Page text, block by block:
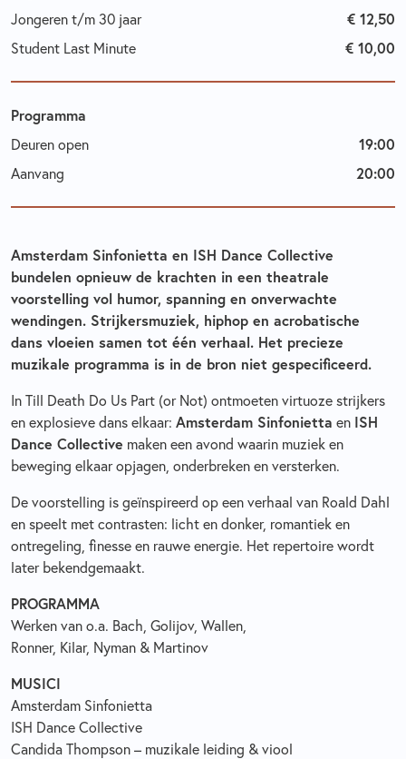
Amsterdam Sinfonietta en ISH Dance Collective
bundelen opnieuw de krachten in een theatrale
voorstelling vol humor, spanning en onverwachte
wendingen. Strijkersmuziek, hiphop en acrobatische
dans vloeien samen tot één verhaal. Het precieze
muzikale programma is in de bron niet gespecificeerd.
In Till Death Do Us Part (or Not) ontmoeten virtuoze strijkers
en explosieve dans elkaar: Amsterdam Sinfonietta en ISH
Dance Collective maken een avond waarin muziek en
beweging elkaar opjagen, onderbreken en versterken.
De voorstelling is geïnspireerd op een verhaal van Roald Dahl
en speelt met contrasten: licht en donker, romantiek en
ontregeling, finesse en rauwe energie. Het repertoire wordt
later bekendgemaakt.
PROGRAMMA
Werken van o.a. Bach, Golijov, Wallen,
Ronner, Kilar, Nyman & Martinov
MUSICI
Amsterdam Sinfonietta
ISH Dance Collective
Candida Thompson – muzikale leiding & viool
Jongeren t/m 30 jaar € 12,50
Student Last Minute € 10,00
Programma
Deuren open
Aanvang
19:00
20:00